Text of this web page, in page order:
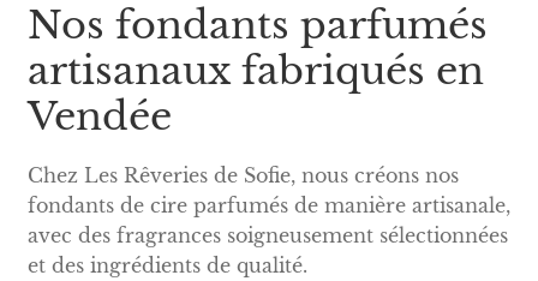
Nos fondants parfumés
artisanaux fabriqués en
Vendée
Chez Les Rêveries de Sofie, nous créons nos
fondants de cire parfumés de manière artisanale,
avec des fragrances soigneusement sélectionnées
et des ingrédients de qualité.